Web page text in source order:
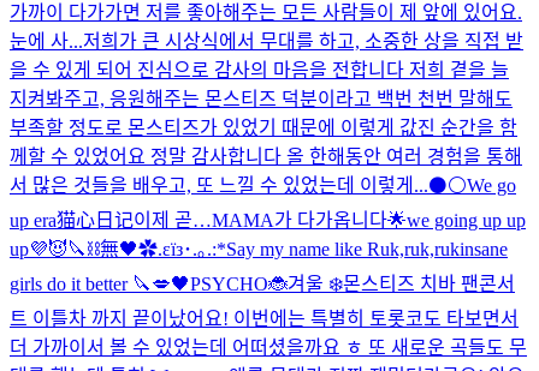
가까이 다가가면 저를 좋아해주는 모든 사람들이 제 앞에 있어요.
눈에 사...저희가 큰 시상식에서 무대를 하고, 소중한 상을 직접 받
을 수 있게 되어 진심으로 감사의 마음을 전합니다 저희 곁을 늘
지켜봐주고, 응원해주는 몬스티즈 덕분이라고 백번 천번 말해도
부족할 정도로 몬스티즈가 있었기 때문에 이렇게 값진 순간을 함
께할 수 있었어요 정말 감사합니다 올 한해동안 여러 경험을 통해
서 많은 것들을 배우고, 또 느낄 수 있었는데 이렇게...⚫️⚪️We go
up era猫心日记이제 곧…MAMA가 다가옵니다🌟we going up up
up💜😈🔪⛓️無🖤✿.εïз･.｡.:*Say my name like Ruk,ruk,rukinsane
girls do it better 🔪💋🖤PSYCHO🐞겨울 ❄️몬스티즈 치바 팬콘서
트 이틀차 까지 끝이났어요! 이번에는 특별히 토롯코도 타보면서
더 가까이서 볼 수 있었는데 어떠셨을까요 ㅎ 또 새로운 곡들도 무